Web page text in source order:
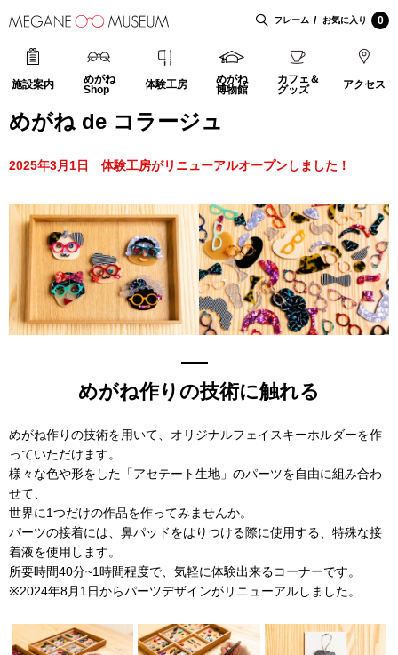
フレーム お気に入り 0
施設案内
めがね
Shop
体験工房
めがね
博物館
カフェ＆
グッズ
アクセス
めがね de コラージュ
2025年3月1日 体験工房がリニューアルオープンしました！
めがね作りの技術に触れる
めがね作りの技術を用いて、オリジナルフェイスキーホルダーを作
っていただけます。
様々な色や形をした「アセテート生地」のパーツを自由に組み合わ
せて、
世界に1つだけの作品を作ってみませんか。
パーツの接着には、鼻パッドをはりつける際に使用する、特殊な接
着液を使用します。
所要時間40分~1時間程度で、気軽に体験出来るコーナーです。
※2024年8月1日からパーツデザインがリニューアルしました。